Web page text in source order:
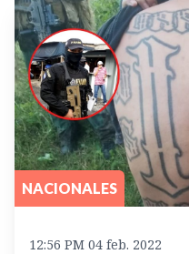
NACIONALES
12:56 PM 04 feb. 2022